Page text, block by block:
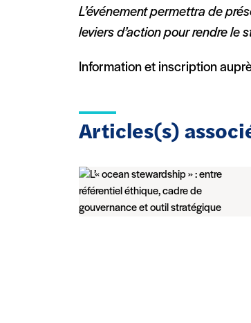
L’événement permettra de
leviers d’action pour rendre le
Information et inscription
Articles(s)